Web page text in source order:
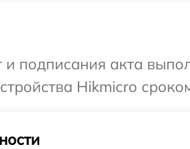
подписания акта
Hikmicro